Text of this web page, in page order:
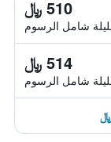
510 ﷼
شامل الرسوم
514 ﷼
شامل الرسوم